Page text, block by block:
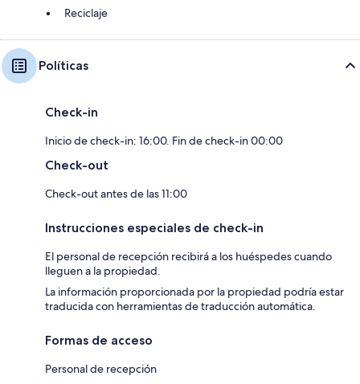
Reciclaje
Políticas
Check-in
Inicio de check-in: 16:00. Fin de check-in 00:00
Check-out
Check-out antes de las 11:00
Instrucciones especiales de check-in
El personal de recepción recibirá a los huéspedes cuando
lleguen a la propiedad.
La información proporcionada por la propiedad podría estar
traducida con herramientas de traducción automática.
Formas de acceso
Personal de recepción